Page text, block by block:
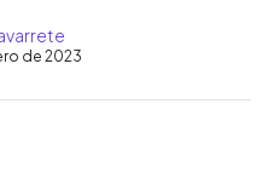
de 2023